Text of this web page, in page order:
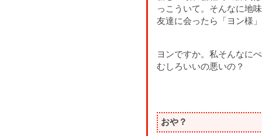
っこういて。そんなに地
友達に会ったら「ヨン様
ヨンですか。私そんなに
むしろいいの悪いの？
おや？